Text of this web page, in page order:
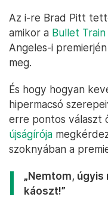
Az i-re Brad Pitt
amikor a Bullet Train
Angeles-i
meg.
És hogy hogyan
hipermacsó
erre pontos választ
újságírója
szoknyában a
„Nemtom, úgyis
káoszt!”